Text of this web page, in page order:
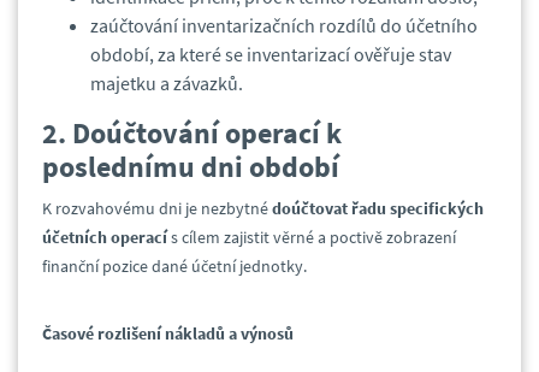
zaúčtování inventarizačních rozdílů do účetního
období, za které se inventarizací ověřuje stav
majetku a závazků.
2. Doúčtování operací k
poslednímu dni období
K rozvahovému dni je nezbytnédoúčtovat řadu specifických
účetních operacís cílem zajistit věrné a poctivě zobrazení
finanční pozice dané účetní jednotky.
Časové rozlišení nákladů a výnosů